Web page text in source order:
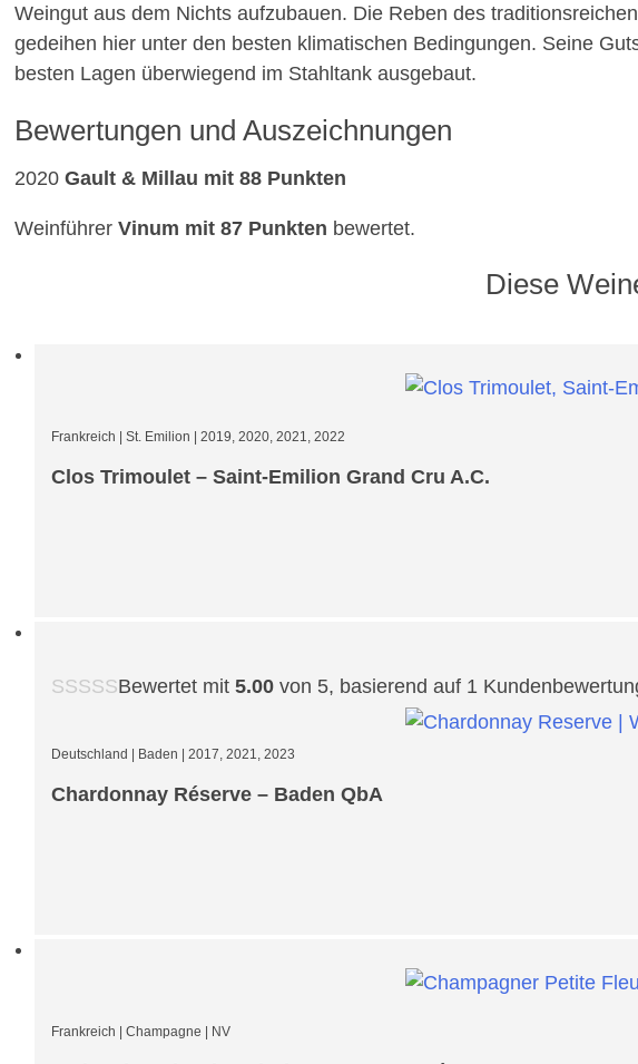
Weingut aus dem Nichts aufzubauen. Die Reben des
gedeihen hier unter den besten klimatischen Bedingungen. Seine
besten Lagen überwiegend im Stahltank ausgebaut.
Bewertungen und Auszeichnungen
2020Gault & Millau mit 88 Punkten
WeinführerVinum mit 87 Punkten bewertet.
Diese
Frankreich |St. Emilion |2019, 2020, 2021, 2022
Clos Trimoulet – Saint-Emilion Grand Cru A.C.
Bewertet mit5.00 von 5, basierend auf 1
Deutschland | Baden |2017, 2021, 2023
Chardonnay Réserve – Baden QbA
Frankreich |Champagne NV